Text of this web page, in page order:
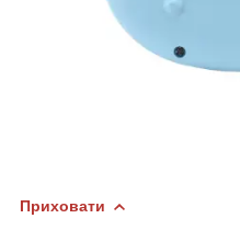
Приховати